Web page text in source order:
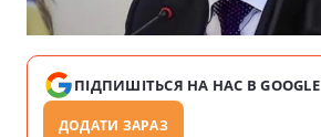
ПІДПИШІТЬСЯ НА НАС В GOOGLE
ДОДАТИ ЗАРАЗ